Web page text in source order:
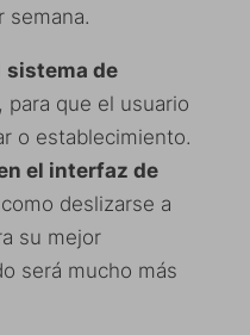
semana.
sistema de
, para que el usuario
o establecimiento.
el interfaz de
deslizarse a
su mejor
será mucho más